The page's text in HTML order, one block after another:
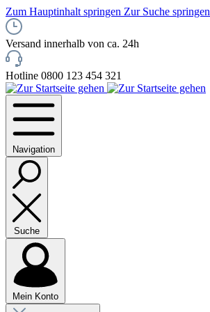
Zum Hauptinhalt springen Zur Suche springen
Versand innerhalb von ca. 24h
Hotline 0800 123 454 321
Navigation
Suche
Mein Konto